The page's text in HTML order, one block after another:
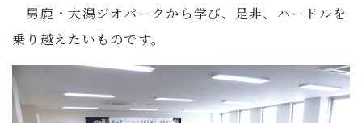
男鹿・大潟ジオパークから学び、是非、ハードルを
乗り越えたいものです。